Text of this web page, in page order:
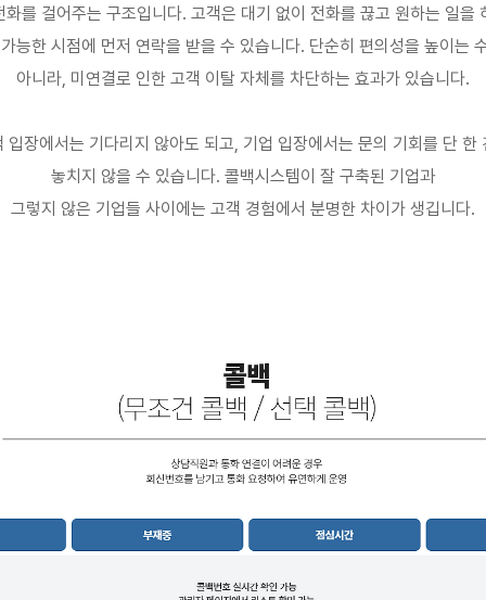
화를 걸어주는 구조입니다. 고객은 대기 없이 전화를 끊고 원하는 일을
능한 시점에 먼저 연락을 받을 수 있습니다. 단순히 편의성을 높이는
아니라, 미연결로 인한 고객 이탈 자체를 차단하는 효과가 있습니다.
입장에서는 기다리지 않아도 되고, 기업 입장에서는 문의 기회를 단 한
놓치지 않을 수 있습니다. 콜백시스템이 잘 구축된 기업과
그렇지 않은 기업들 사이에는 고객 경험에서 분명한 차이가 생깁니다.